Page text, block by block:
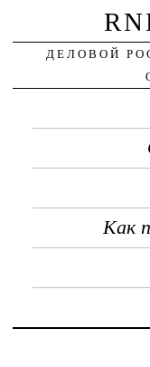
ДЕЛОВОЙ
Как